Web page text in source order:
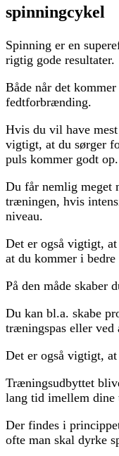
spinningcykel
Spinning er en
rigtig gode resultater.
Både når det
fedtforbrænding.
Hvis du vil have
vigtigt, at du sørger
puls kommer godt op.
Du får nemlig meget
træningen, hvis
niveau.
Det er også vigtigt,
at du kommer i
På den måde skaber
Du kan bl.a. skabe
træningspas eller ved
Det er også vigtigt,
Træningsudbyttet
lang tid imellem dine
Der findes i
ofte man skal dyrke